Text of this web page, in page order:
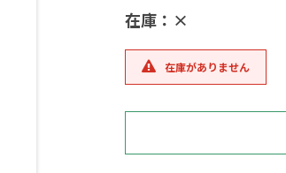
在庫：×
在庫がありません